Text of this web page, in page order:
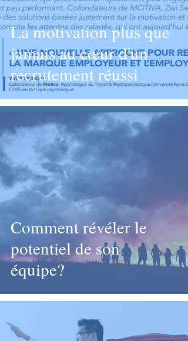
La motivation plus que
jamais au cœur d'un
recrutement réussi
Comment révéler le
potentiel de son
équipe?